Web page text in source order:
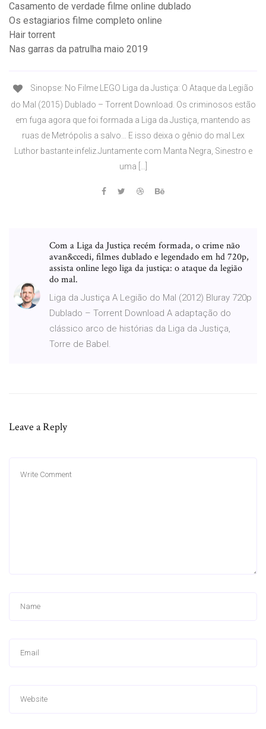
Casamento de verdade filme online dublado
Os estagiarios filme completo online
Hair torrent
Nas garras da patrulha maio 2019
Sinopse: No Filme LEGO Liga da Justiça: O Ataque da Legião
do Mal (2015) Dublado – Torrent Download. Os criminosos estão
em fuga agora que foi formada a Liga da Justiça, mantendo as
ruas de Metrópolis a salvo… E isso deixa o gênio do mal Lex
Luthor bastante infeliz.Juntamente com Manta Negra, Sinestro e
uma […]
Com a Liga da Justiça recém formada, o crime não
avan&ccedi, filmes dublado e legendado em hd 720p,
assista online lego liga da justiça: o ataque da legião
do mal.
Liga da Justiça A Legião do Mal (2012) Bluray 720p
Dublado – Torrent Download A adaptação do
clássico arco de histórias da Liga da Justiça,
Torre de Babel.
Leave a Reply